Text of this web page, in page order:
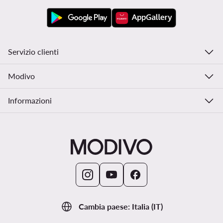
Cambia paese: Italia (IT)
Servizio clienti
Modivo
Informazioni